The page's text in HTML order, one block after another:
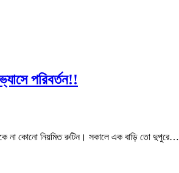
পরিবর্তন!!
না কোনো নিয়মিত রুটিন। সকালে এক বাড়ি তো দুপুরে…